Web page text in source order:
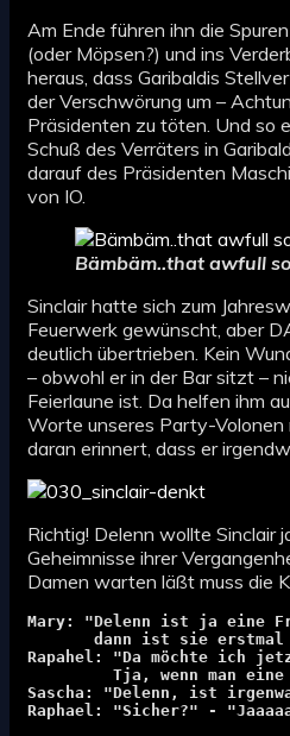
Am Ende führen ihn die
(oder Möpsen?) und ins
heraus, dass Garibaldis
der Verschwörung um –
Präsidenten zu töten. Und so
Schuß des Verräters in
darauf des Präsidenten
von IO.
Bämbäm..that awfull
Sinclair hatte sich zum
Feuerwerk gewünscht, aber
deutlich übertrieben. Kein
– obwohl er in der Bar sitzt –
Feierlaune ist. Da helfen ihm
Worte unseres Party-Volonen
daran erinnert, dass er
Richtig! Delenn wollte Sinclair
Geheimnisse ihrer
Damen warten läßt muss die
Mary: "Delenn ist ja eine
dann ist sie erstmal
Rapahel: "Da möchte ich
Tja, wenn man
Sascha: "Delenn, ist
Raphael: "Sicher?" -